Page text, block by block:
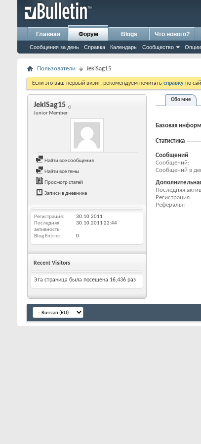
Главная Форум
Сообщения за день Справка Календарь Сообщество
Blogs Что нового?
Пользователи JekiSag15
Если это ваш первый визит, рекомендуем почитать справку по
JekiSag15
Junior Member
Найти все сообщения
Найти все темы
Просмотр статей
Записи в дневнике
Регистрация
30.10.2011
Последняя
активность
30.10.2011 22:44
Blog Entries 0
Recent Visitors
Эта страница была посещена 16,436 раз
Обо мне
Базовая
Статистика
Сообщений
Сообщений
Сообщений в
Последняя
Регистрация
Рефералы